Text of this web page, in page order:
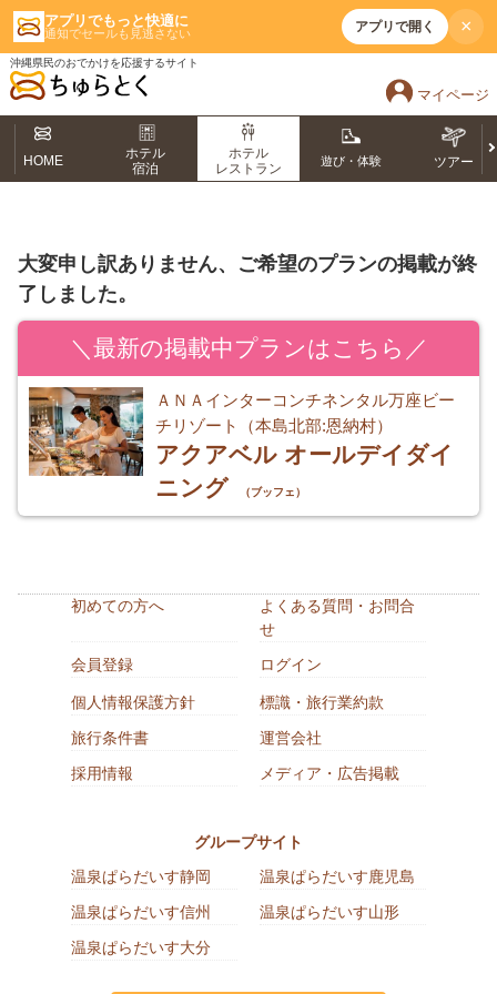
アプリでもっと快適に
通知でセールも見逃さない アプリで開く ×
沖縄県民のおでかけを応援するサイト
マイページ
HOME
ホテル
宿泊
ホテル
レストラン
遊び・体験 ツアー
大変申し訳ありません、ご希望のプランの掲載が終
了しました。
＼最新の掲載中プランはこちら／
ＡＮＡインターコンチネンタル万座ビー
チリゾート（本島北部:恩納村）
アクアベル オールデイダイ
ニング
（ブッフェ）
初めての方へ
よくある質問・お問合
せ
会員登録
ログイン
個人情報保護方針
標識・旅行業約款
旅行条件書
運営会社
採用情報
メディア・広告掲載
グループサイト
温泉ぱらだいす静岡
温泉ぱらだいす鹿児島
温泉ぱらだいす信州
温泉ぱらだいす山形
温泉ぱらだいす大分